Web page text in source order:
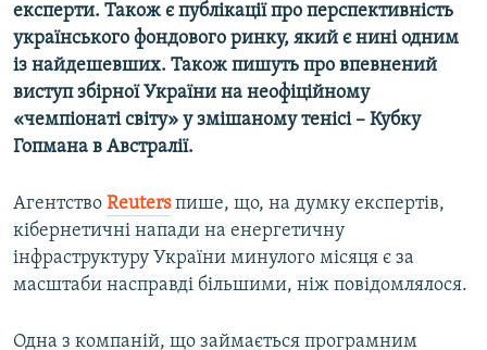
експерти. Також є публікації про перспективність
українського фондового ринку, який є нині одним
із найдешевших. Також пишуть про впевнений
виступ збірної України на неофіційному
«чемпіонаті світу» у змішаному тенісі – Кубку
Гопмана в Австралії.
Агентство Reutersпише, що, на думку експертів,
кібернетичні напади на енергетичну
інфраструктуру України минулого місяця є за
масштаби насправді більшими, ніж повідомлялося.
Одна з компаній, що займається програмним